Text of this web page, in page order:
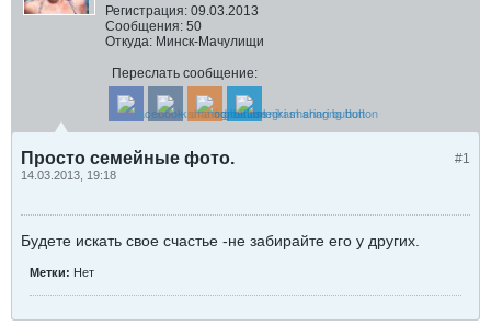
Регистрация: 09.03.2013
Сообщения: 50
Откуда: Минск-Мачулищи
Переслать сообщение:
#1
Просто семейные фото.
14.03.2013, 19:18
Будете искать свое счастье -не забирайте его у других.
Метки: Нет